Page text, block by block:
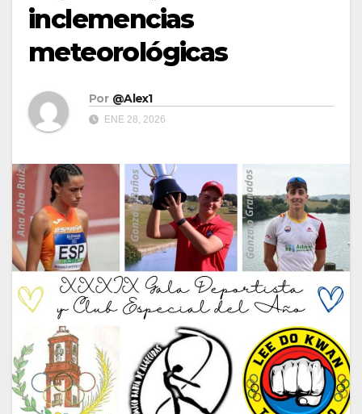
inclemencias
meteorológicas
Por @Alex1
ENE 28, 2026